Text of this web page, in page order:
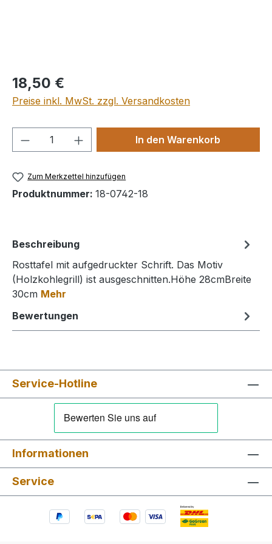
Regulärer Preis:
18,50 €
Preise inkl. MwSt. zzgl. Versandkosten
Produkt Anzahl: Gib denIn den Warenkorb
Zum Merkzettel hinzufügen
Produktnummer: 18-0742-18
Beschreibung
Rosttafel mit aufgedruckter Schrift. Das Motiv
(Holzkohlegrill) ist ausgeschnitten.Höhe 28cmBreite
30cm Mehr
Bewertungen
Service-Hotline
Informationen
Service